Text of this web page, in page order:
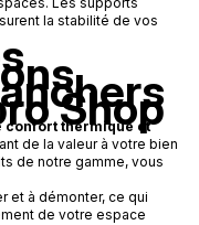
la stabilité de vos
Shop
confort thermique et
de la valeur à votre bien
de notre gamme, vous
et à démonter, ce qui
de votre espace